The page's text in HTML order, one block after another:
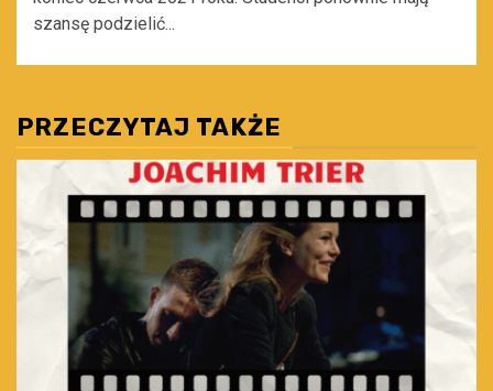
szansę podzielić...
PRZECZYTAJ TAKŻE